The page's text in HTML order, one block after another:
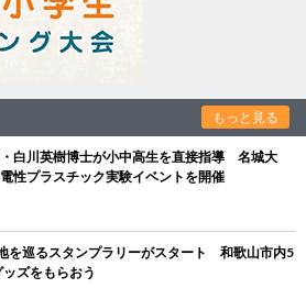
もっと見る
白川英樹博士が小中高生を直接指導 名城大
性プラスチック実験イベントを開催
を巡るスタンプラリーがスタート 和歌山市内5
ズをもらおう